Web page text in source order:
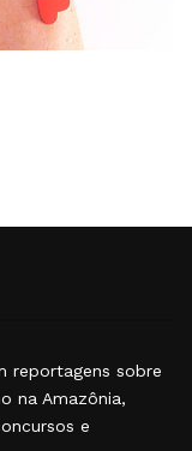
reportagens sobre
na Amazônia,
e